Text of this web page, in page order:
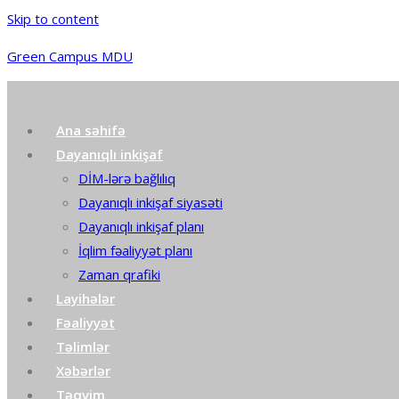
Skip to content
Green Campus MDU
Ana səhifə
Dayanıqlı inkişaf
DİM-lərə bağlılıq
Dayanıqlı inkişaf siyasəti
Dayanıqlı inkişaf planı
İqlim fəaliyyət planı
Zaman qrafiki
Layihələr
Fəaliyyət
Təlimlər
Xəbərlər
Təqvim